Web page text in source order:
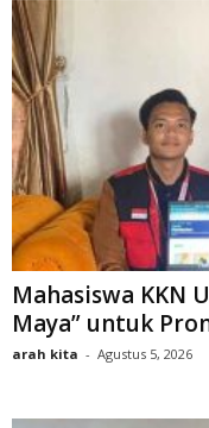
Mahasiswa KKN
Maya” untuk
arah kita - Agustus 5, 2026